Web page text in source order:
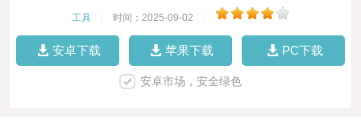
工具 时间：2025-09-02
安卓下载 苹果下载 PC下载
安卓市场，安全绿色